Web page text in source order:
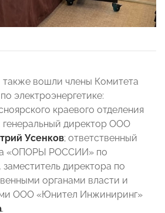
также вошли члены Комитета
электроэнергетике:
краевого отделения
директор ООО
Усенков; ответственный
«ОПОРЫ РОССИИ» по
заместитель директора по
органами власти и
ООО «Юнител Инжиниринг»
.